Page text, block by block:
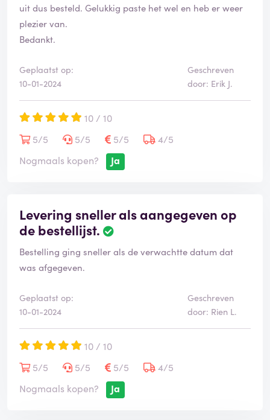
uit dus besteld. Gelukkig paste het wel en heb er weer
plezier van.
Bedankt.
Geplaatst op:
10-01-2024
Geschreven
door: Erik J.
10 / 10
5/5
5/5 5/5
4/5
Nogmaals kopen?
Ja
Levering sneller als aangegeven op
de bestellijst.
Bestelling ging sneller als de verwachtte datum dat
was afgegeven.
Geplaatst op:
10-01-2024
Geschreven
door: Rien L.
10 / 10
5/5
5/5 5/5
4/5
Nogmaals kopen?
Ja